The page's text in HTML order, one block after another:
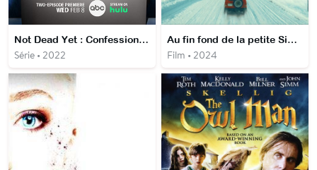
Not Dead Yet : Confessions d'une quadra à la ramasse
Série • 2022
Au fin fond de la petite Sibérie
Film • 2024